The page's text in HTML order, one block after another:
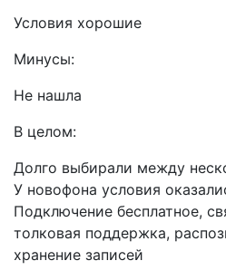
Условия хорошие
Минусы:
Не нашла
В целом:
Долго выбирали между
У новофона условия
Подключение бесплатное,
толковая поддержка,
хранение записей